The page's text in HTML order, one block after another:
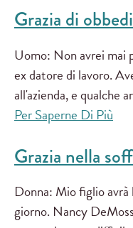
Grazia di
Uomo: Non avrei mai
ex datore di lavoro.
all'azienda, e qualche
Per Saperne Di Più
Grazia nella
Donna: Mio figlio
giorno. Nancy